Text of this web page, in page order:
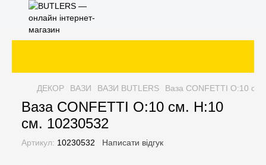
ДЕКОР ВАЗИ ВАЗИ BUTLERS Ваза CONFETTI O:10
Ваза CONFETTI O:10 см. H:10
см. 10230532
Артикул: 10230532 Написати відгук